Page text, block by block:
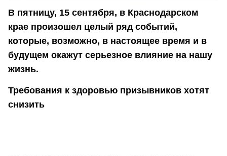
В пятницу, 15 сентября, в Краснодарском
крае произошел целый ряд событий,
которые, возможно, в настоящее время и в
будущем окажут серьезное влияние на нашу
жизнь.
Требования к здоровью призывников хотят
снизить